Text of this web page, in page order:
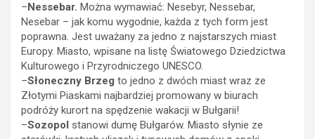
– Nessebar. Można wymawiać: Nesebyr, Nessebar,
Nesebar – jak komu wygodnie, każda z tych form jest
poprawna. Jest uważany za jedno z najstarszych miast
Europy. Miasto, wpisane na listę Światowego Dziedzictwa
Kulturowego i Przyrodniczego UNESCO.
–Słoneczny Brzeg to jedno z dwóch miast wraz ze
Złotymi Piaskami najbardziej promowany w biurach
podróży kurort na spędzenie wakacji w Bułgarii!
–Sozopol stanowi dumę Bułgarów. Miasto słynie ze